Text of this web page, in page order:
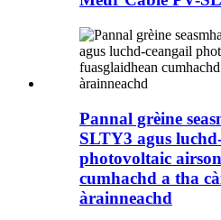
Pannal grèine
SLTY3 agus
photovoltaic
cumhachd a tha
àrainneachd